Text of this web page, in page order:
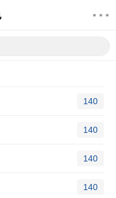
140
140
140
140